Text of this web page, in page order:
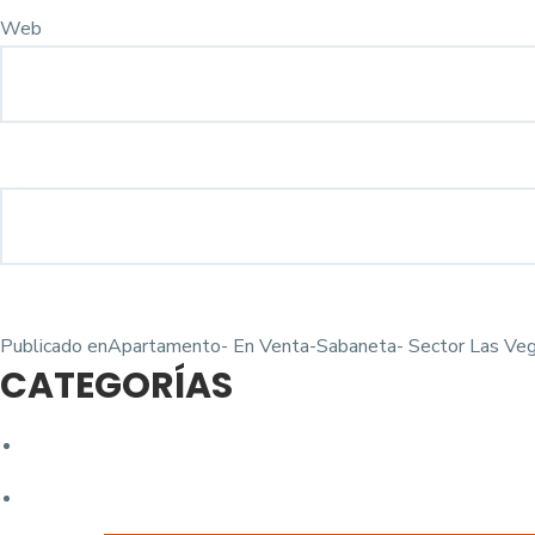
Web
Navegación
de
entradas
Publicado enApartamento- En Venta-Sabaneta- Sector Las
CATEGORÍAS